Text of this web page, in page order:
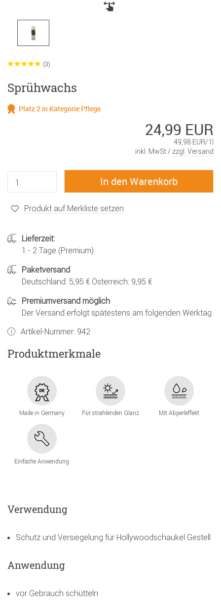
(3)
Sprühwachs
Platz 2 in Kategorie Pflege
24,99 EUR
49,98 EUR/1l
inkl. MwSt / zzgl. Versand
Produkt auf Merkliste setzen
Lieferzeit:
1 - 2 Tage (Premium)
Paketversand
Deutschland: 5,95 € Österreich: 9,95 €
Premiumversand möglich
Der Versand erfolgt spätestens am folgenden Werktag
Artikel-Nummer: 942
Produktmerkmale
Made in Germany Für strahlenden Glanz Mit Abperleffekt
Einfache Anwendung
Verwendung
Schutz und Versiegelung für Hollywoodschaukel Gestell
Anwendung
vor Gebrauch schütteln